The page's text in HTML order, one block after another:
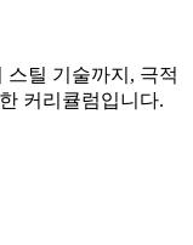
틸 기술까지, 극적
커리큘럼입니다.